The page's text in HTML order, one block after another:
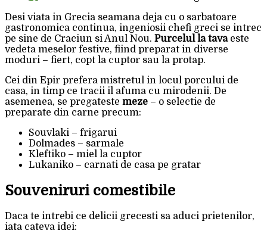
Desi viata in Grecia seamana deja cu o sarbatoare
gastronomica continua, ingeniosii chefi greci se intrec
pe sine de Craciun si Anul Nou. Purcelul la tavaeste
vedeta meselor festive, fiind preparat in diverse
moduri – fiert, copt la cuptor sau la protap.
Cei din Epir prefera mistretul in locul porcului de
casa, in timp ce tracii il afuma cu mirodenii. De
asemenea, se pregateste meze – o selectie de
preparate din carne precum:
Souvlaki – frigarui
Dolmades – sarmale
Kleftiko – miel la cuptor
Lukaniko – carnati de casa pe gratar
Souveniruri comestibile
Daca te intrebi ce delicii grecesti sa aduci prietenilor,
iata cateva idei: